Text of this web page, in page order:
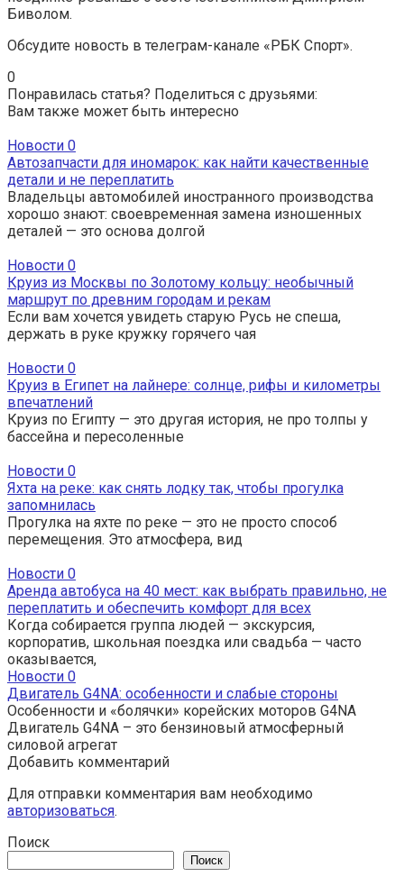
Биволом.
Обсудите новость в телеграм-канале «РБК Спорт».
0
Понравилась статья? Поделиться с друзьями:
Вам также может быть интересно
Новости 0
Автозапчасти для иномарок: как найти качественные
детали и не переплатить
Владельцы автомобилей иностранного производства
хорошо знают: своевременная замена изношенных
деталей — это основа долгой
Новости 0
Круиз из Москвы по Золотому кольцу: необычный
маршрут по древним городам и рекам
Если вам хочется увидеть старую Русь не спеша,
держать в руке кружку горячего чая
Новости 0
Круиз в Египет на лайнере: солнце, рифы и километры
впечатлений
Круиз по Египту — это другая история, не про толпы у
бассейна и пересоленные
Новости 0
Яхта на реке: как снять лодку так, чтобы прогулка
запомнилась
Прогулка на яхте по реке — это не просто способ
перемещения. Это атмосфера, вид
Новости 0
Аренда автобуса на 40 мест: как выбрать правильно, не
переплатить и обеспечить комфорт для всех
Когда собирается группа людей — экскурсия,
корпоратив, школьная поездка или свадьба — часто
оказывается,
Новости 0
Двигатель G4NA: особенности и слабые стороны
Особенности и «болячки» корейских моторов G4NA
Двигатель G4NA – это бензиновый атмосферный
силовой агрегат
Добавить комментарий
Для отправки комментария вам необходимо
авторизоваться.
Поиск
Поиск